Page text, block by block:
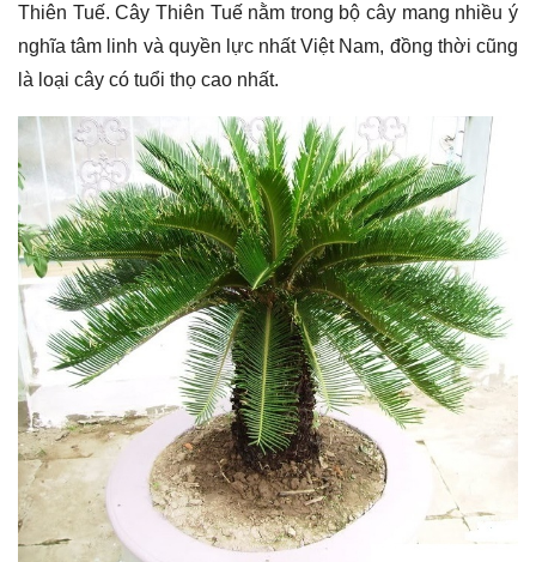
Thiên Tuế. Cây Thiên Tuế nằm trong bộ cây mang nhiều ý
nghĩa tâm linh và quyền lực nhất Việt Nam, đồng thời cũng
là loại cây có tuổi thọ cao nhất.